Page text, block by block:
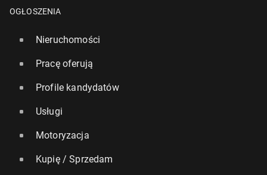
OGŁOSZENIA
Nieruchomości
Pracę oferują
Profile kandydatów
Usługi
Motoryzacja
Kupię / Sprzedam